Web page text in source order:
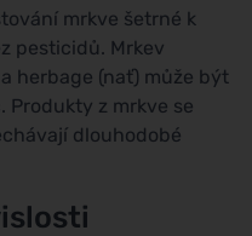
mrkve šetrné k
pesticidů. Mrkev
herbage (nať) může být
Produkty z mrkve se
dlouhodobé